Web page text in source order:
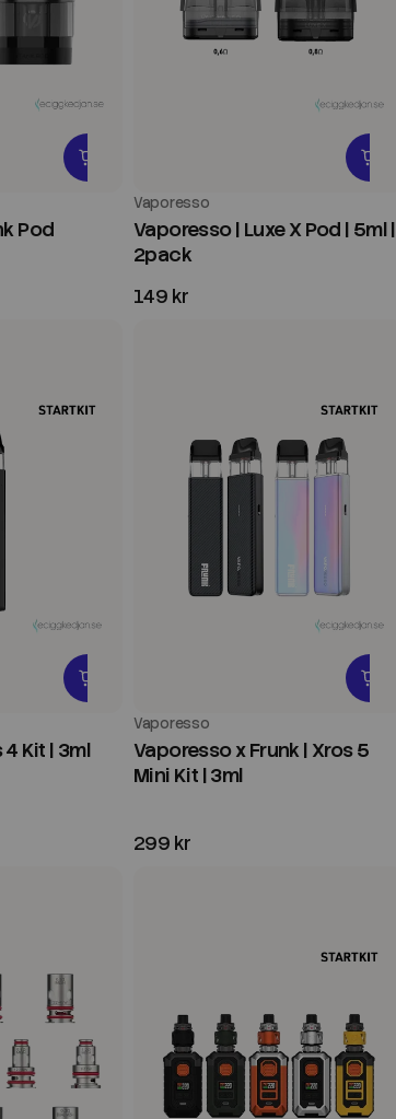
Pod
Vaporesso
Vaporesso | Luxe X Pod | 5ml |
2pack
149 kr
Kit | 3ml
Vaporesso
Vaporesso x Frunk | Xros 5
Mini Kit | 3ml
299 kr